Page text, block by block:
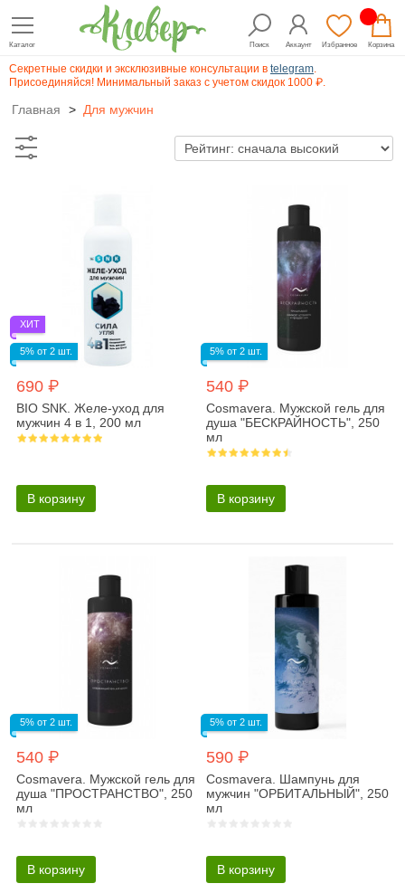
Каталог Поиск Аккаунт Избранное Корзина
Секретные скидки и эксклюзивные консультации в telegram.
Присоединяйся! Минимальный заказ с учетом скидок 1000 ₽.
Главная > Для мужчин
5% от 2 шт.
ХИТ
690 ₽
BIO SNK. Желе-уход для
мужчин 4 в 1, 200 мл
В корзину
5% от 2 шт.
540 ₽
Cosmavera. Мужской гель для
душа "БЕСКРАЙНОСТЬ", 250
мл
В корзину
5% от 2 шт.
540 ₽
Cosmavera. Мужской гель для
душа "ПРОСТРАНСТВО", 250
мл
В корзину
5% от 2 шт.
590 ₽
Cosmavera. Шампунь для
мужчин "ОРБИТАЛЬНЫЙ", 250
мл
В корзину